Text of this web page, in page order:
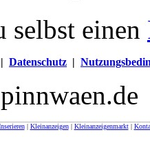
selbst einen
| Datenschutz |
| Kleinanzeigen| Kleinanzeigenmarkt|